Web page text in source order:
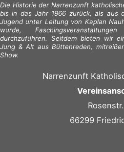
Die Historie der Narrenzunft
bis in das Jahr 1966 zurück, als aus
Jugend unter Leitung von Kaplan
wurde,
durchzuführen. Seitdem bieten wir
Jung & Alt aus Büttenreden,
Show.
Narrenzunft
66299